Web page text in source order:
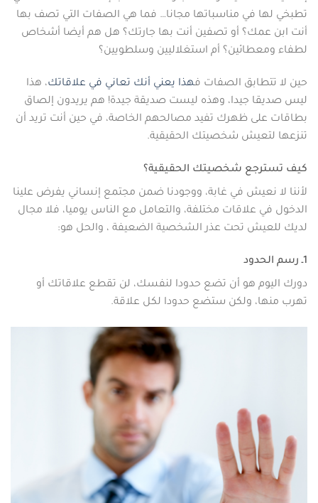
تطبخي لها في مناسباتها مجانا… فما هي الصفات التي تصف بها
أنت ابن عمك؟ أو تصفين أنت بها جارتك؟ هل هم أيضا أشخاص
لطفاء ومعطائين؟ أم استغلاليين وسلطويين؟
حين لا تتطابق الصفات فهذا يعني أنك تعاني في علاقاتك، هذا
ليس صديقا جيدا، وهذه ليست صديقة جيدة! هم يريدون إلصاق
بطاقات على ظهرك تفيد مصالحهم الخاصة، في حين أنت تريد أن
تنزعها لتعيش شخصيتك الحقيقية.
كيف تسترجع شخصيتك الحقيقية؟
لأننا لا نعيش في غابة، ووجودنا ضمن مجتمع إنساني يفرض علينا
الدخول في علاقات مختلفة، والتعامل مع الناس يوميا، فلا مجال
لديك للعيش تحت عذر الشخصية الضعيفة ، والحل هو:
1ـ رسم الحدود
دورك اليوم هو أن تضع حدودا لنفسك، لن تقطع علاقاتك أو
تهرب منها، ولكن ستضع حدودا لكل علاقة.